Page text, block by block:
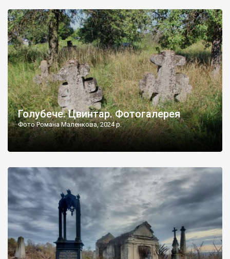
бруньками, кози ті бруньки обгризають, бо то улюблений
делікатес. На цвинтарі у Голубечому ціла колекція
різноманітних форм хрестів. Село відносно невелике, […]
Голубече. Цвинтар. Фотогалерея
Фото Романа Маленкова, 2024 р.